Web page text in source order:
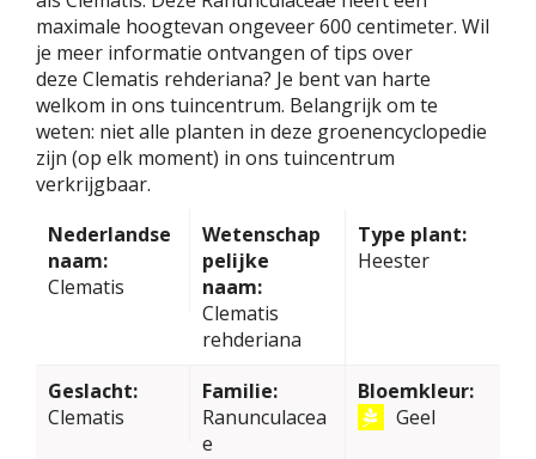
maximale hoogtevan ongeveer 600 centimeter. Wil
je meer informatie ontvangen of tips over
deze Clematis rehderiana? Je bent van harte
welkom in ons tuincentrum. Belangrijk om te
weten: niet alle planten in deze groenencyclopedie
zijn (op elk moment) in ons tuincentrum
verkrijgbaar.
Nederlandse
naam:
Clematis
Wetenschap
pelijke
naam:
Clematis
rehderiana
Type plant:
Heester
Geslacht:
Clematis
Familie:
Ranunculacea
e
Bloemkleur:
Geel